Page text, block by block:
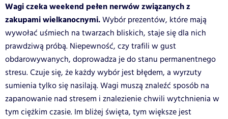
Wagi czeka weekend pełen nerwów związanych z
zakupami wielkanocnymi.Wybór prezentów, które mają
wywołać uśmiech na twarzach bliskich, staje się dla nich
prawdziwą próbą. Niepewność, czy trafili w gust
obdarowywanych, doprowadza je do stanu permanentnego
stresu. Czuje się, że każdy wybór jest błędem, a wyrzuty
sumienia tylko się nasilają. Wagi muszą znaleźć sposób na
zapanowanie nad stresem i znalezienie chwili wytchnienia w
tym ciężkim czasie. Im bliżej święta, tym większe jest